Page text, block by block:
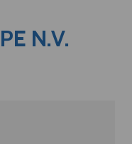
N.V.